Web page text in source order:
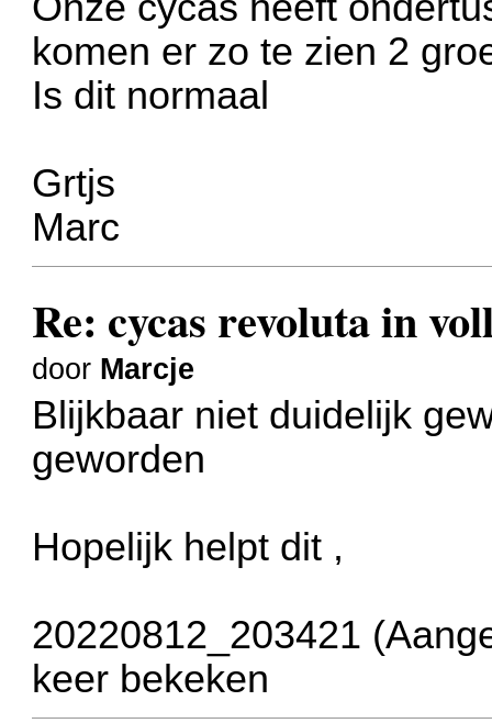
komen er zo te zien 2
Is dit normaal
Grtjs
Marc
Re: cycas revoluta in
door Marcje
Blijkbaar niet duidelijk
geworden
Hopelijk helpt dit ,
20220812_203421
keer bekeken